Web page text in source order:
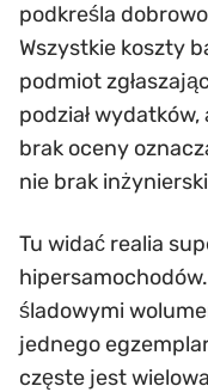
podkreśla
Wszystkie koszty
podmiot
podział
brak oceny
nie brak
Tu widać realia
śladowymi
jednego
częste jest